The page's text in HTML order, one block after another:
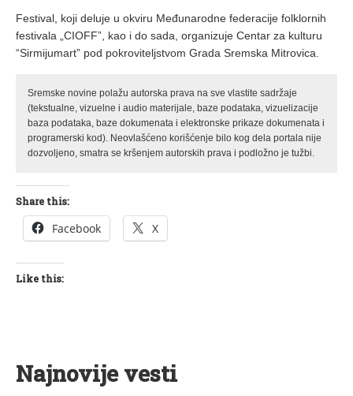
Festival, koji deluje u okviru Međunarodne federacije folklornih
festivala „CIOFF”, kao i do sada, organizuje Centar za kulturu
“Sirmijumart” pod pokroviteljstvom Grada Sremska Mitrovica.
Sremske novine polažu autorska prava na sve vlastite sadržaje
(tekstualne, vizuelne i audio materijale, baze podataka, vizuelizacije
baza podataka, baze dokumenata i elektronske prikaze dokumenata i
programerski kod). Neovlašćeno korišćenje bilo kog dela portala nije
dozvoljeno, smatra se kršenjem autorskih prava i podložno je tužbi.
Share this:
Facebook X
Like this:
Najnovije vesti